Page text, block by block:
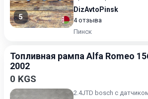
5
DizAvtoPinsk
4 отзыва
Пинск
Топливная рампа Alfa Romeo
2002
0 KGS
2.4JTD bosch с